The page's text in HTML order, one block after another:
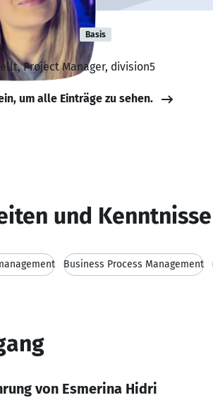
Hidri Basis
Project Manager, division5
um alle Einträge zu sehen.
und Kenntnisse
Business Process Management
von Esmerina Hidri